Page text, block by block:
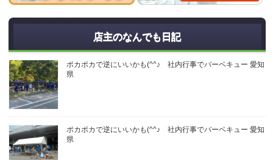
店主のなんでも日記
ポカポカで逆にいいかも(^^♪ 社内行事でバーベキュー 愛知
県
ポカポカで逆にいいかも(^^♪ 社内行事でバーベキュー 愛知
県